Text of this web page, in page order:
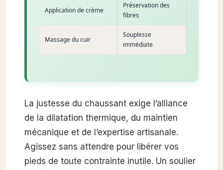
Application de crème
Préservation des
fibres
Massage du cuir
Souplesse
immédiate
La justesse du chaussant exige l’alliance
de la dilatation thermique, du maintien
mécanique et de l’expertise artisanale.
Agissez sans attendre pour libérer vos
pieds de toute contrainte inutile. Un soulier